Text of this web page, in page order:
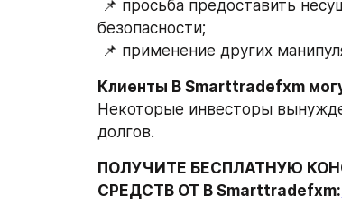
безопасности;
📌 применение других
Некоторые инвесторы
долгов.
ПОЛУЧИТЕ БЕСПЛАТНУЮ
СРЕДСТВ ОТ B Smarttradefxm: